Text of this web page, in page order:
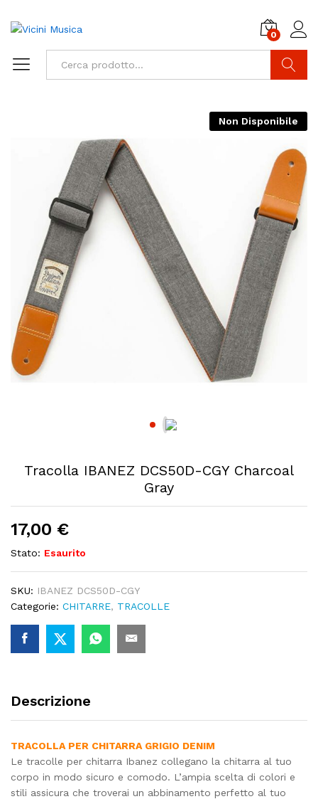
0
Non Disponibile
Tracolla IBANEZ DCS50D-CGY Charcoal
Gray
17,00 €
Stato: Esaurito
SKU: IBANEZ DCS50D-CGY
Categorie: CHITARRE, TRACOLLE
Descrizione
TRACOLLA PER CHITARRA GRIGIO DENIM
Le tracolle per chitarra Ibanez collegano la chitarra al tuo
corpo in modo sicuro e comodo. L’ampia scelta di colori e
stili assicura che troverai un abbinamento perfetto al tuo